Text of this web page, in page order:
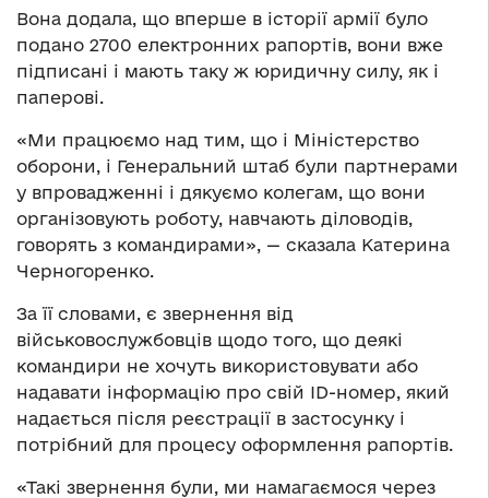
Вона додала, що вперше в історії армії було
подано 2700 електронних рапортів, вони вже
підписані і мають таку ж юридичну силу, як і
паперові.
«Ми працюємо над тим, що і Міністерство
оборони, і Генеральний штаб були партнерами
у впровадженні і дякуємо колегам, що вони
організовують роботу, навчають діловодів,
говорять з командирами», — сказала Катерина
Черногоренко.
За її словами, є звернення від
військовослужбовців щодо того, що деякі
командири не хочуть використовувати або
надавати інформацію про свій ID-номер, який
надається після реєстрації в застосунку і
потрібний для процесу оформлення рапортів.
«Такі звернення були, ми намагаємося через